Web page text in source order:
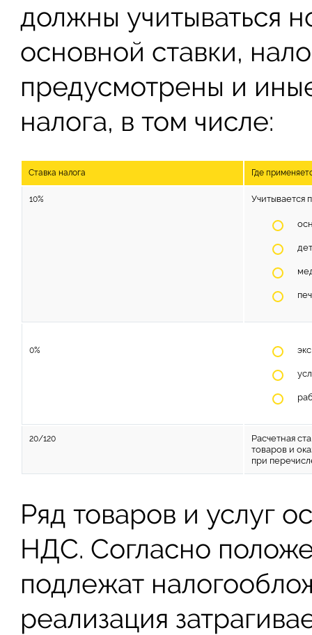
должны учитываться
основной ставки,
предусмотрены и
налога, в том числе:
Ставка налога Где
10% Учитывается
0%
20/120
Расчетная
товаров и
при
Ряд товаров и услуг
НДС. Согласно
подлежат
реализация